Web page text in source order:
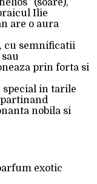
(soare),
Ilie
are o aura
cu semnificatii
prin forta si
in tarile
nobila si
exotic